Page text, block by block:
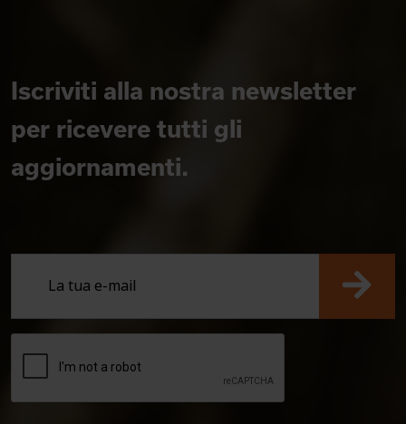
Iscriviti alla nostra newsletter
per ricevere tutti gli
aggiornamenti.